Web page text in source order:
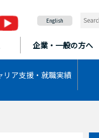
企業・一般の方へ
リア支援・ 就職実績
English